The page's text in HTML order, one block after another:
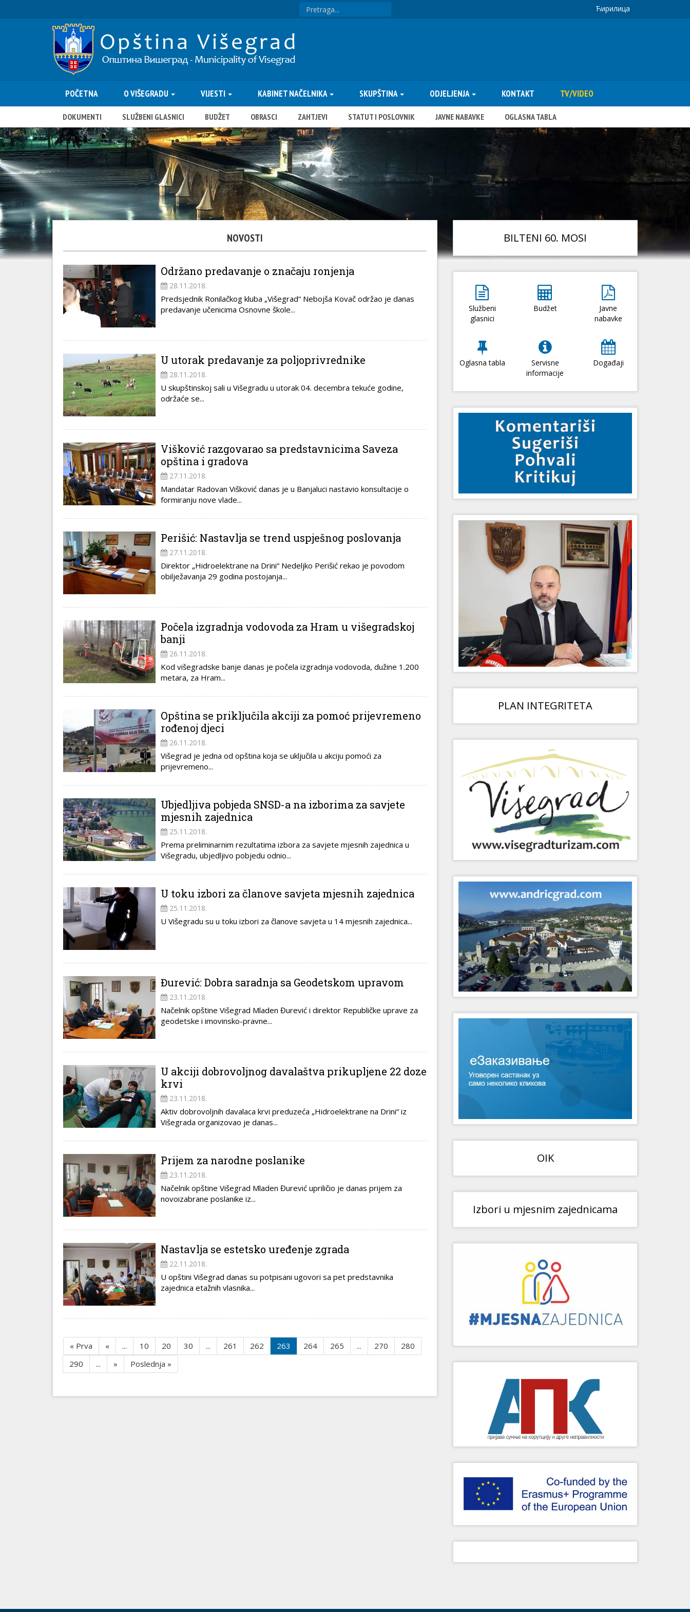
Ћирилица
POČETNA O VIŠEGRADU VIJESTI KABINET NAČELNIKA SKUPŠTINA ODJELJENJA KONTAKT TV/VIDEO
DOKUMENTI SLUŽBENI GLASNICI BUDŽET OBRASCI ZAHTJEVI STATUT I POSLOVNIK JAVNE NABAVKE OGLASNA TABLA
NOVOSTI
Održano predavanje o značaju ronjenja
28.11.2018.
Predsjednik Ronilačkog kluba „Višegrad“ Nebojša Kovač održao je danas
predavanje učenicima Osnovne škole...
U utorak predavanje za poljoprivrednike
28.11.2018.
U skupštinskoj sali u Višegradu u utorak 04. decembra tekuće godine,
održaće se...
Višković razgovarao sa predstavnicima Saveza
opština i gradova
27.11.2018.
Mandatar Radovan Višković danas je u Banjaluci nastavio konsultacije o
formiranju nove vlade...
Perišić: Nastavlja se trend uspješnog poslovanja
27.11.2018.
Direktor „Hidroelektrane na Drini“ Nedeljko Perišić rekao je povodom
obilježavanja 29 godina postojanja...
Počela izgradnja vodovoda za Hram u višegradskoj
banji
26.11.2018.
Kod višegradske banje danas je počela izgradnja vodovoda, dužine 1.200
metara, za Hram...
Opština se priključila akciji za pomoć prijevremeno
rođenoj djeci
26.11.2018.
Višegrad je jedna od opština koja se uključila u akciju pomoći za
prijevremeno...
Ubjedljiva pobjeda SNSD-a na izborima za savjete
mjesnih zajednica
25.11.2018.
Prema preliminarnim rezultatima izbora za savjete mjesnih zajednica u
Višegradu, ubjedljivo pobjedu odnio...
U toku izbori za članove savjeta mjesnih zajednica
25.11.2018.
U Višegradu su u toku izbori za članove savjeta u 14 mjesnih zajednica...
Đurević: Dobra saradnja sa Geodetskom upravom
23.11.2018.
Načelnik opštine Višegrad Mladen Đurević i direktor Republičke uprave za
geodetske i imovinsko-pravne...
U akciji dobrovoljnog davalaštva prikupljene 22 doze
krvi
23.11.2018.
Aktiv dobrovoljnih davalaca krvi preduzeća „Hidroelektrane na Drini“ iz
Višegrada organizovao je danas...
Prijem za narodne poslanike
23.11.2018.
Načelnik opštine Višegrad Mladen Đurević upriličio je danas prijem za
novoizabrane poslanike iz...
Nastavlja se estetsko uređenje zgrada
22.11.2018.
U opštini Višegrad danas su potpisani ugovori sa pet predstavnika
zajednica etažnih vlasnika...
« Prva « ... 10 20 30 ... 261 262 263 264 265 ... 270
280
290
... » Poslednja »
BILTENI 60. MOSI
Službeni
glasnici
Budžet
Javne
nabavke
Oglasna tabla
Servisne
informacije
Događaji
PLAN INTEGRITETA
OIK
Izbori u mjesnim zajednicama